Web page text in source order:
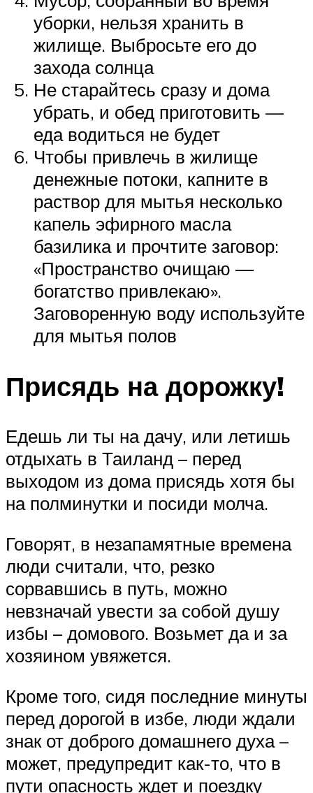
уборки, нельзя хранить в
жилище. Выбросьте его до
захода солнца
Не старайтесь сразу и дома
убрать, и обед приготовить —
еда водиться не будет
Чтобы привлечь в жилище
денежные потоки, капните в
раствор для мытья несколько
капель эфирного масла
базилика и прочтите заговор:
«Пространство очищаю —
богатство привлекаю».
Заговоренную воду используйте
для мытья полов
Присядь на дорожку!
Едешь ли ты на дачу, или летишь
отдыхать в Таиланд – перед
выходом из дома присядь хотя бы
на полминутки и посиди молча.
Говорят, в незапамятные времена
люди считали, что, резко
сорвавшись в путь, можно
невзначай увести за собой душу
избы – домового. Возьмет да и за
хозяином увяжется.
Кроме того, сидя последние минуты
перед дорогой в избе, люди ждали
знак от доброго домашнего духа –
может, предупредит как-то, что в
пути опасность ждет и поездку